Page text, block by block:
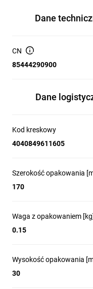
Dane
CN
85444290900
Dane
Kod kreskowy
4040849611605
Szerokość opakowania
170
Waga z opakowaniem [kg]
0.15
Wysokość opakowania
30